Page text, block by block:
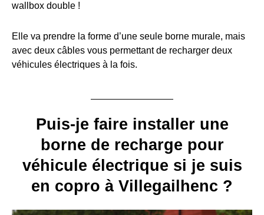
wallbox double !
Elle va prendre la forme d’une seule borne murale, mais
avec deux câbles vous permettant de recharger deux
véhicules électriques à la fois.
Puis-je faire installer une
borne de recharge pour
véhicule électrique si je suis
en copro à Villegailhenc ?